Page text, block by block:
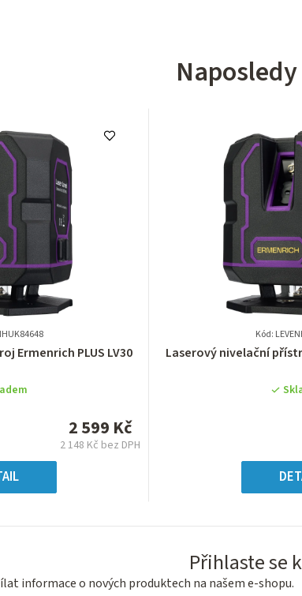
produktu
5
Ermenrich PLUS LV30
2 599 Kč
2 148 Kč bez DPH
Kód:
Laserový nivelační
Přihlaste se
informace o nových produktech na našem e-shopu.